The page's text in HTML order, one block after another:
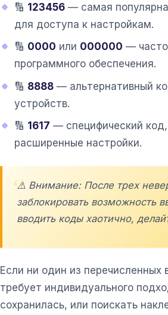
🔢 123456 — самая
для доступа к настройкам.
🔢 0000 или 000000 — часто
программного обеспечения.
🔢 8888 — альтернативный
устройств.
🔢 1617 — специфический
расширенные настройки.
⚠️ Внимание: После трех
заблокировать возможность
вводить коды хаотично,
Если ни один из
требует индивидуального
сохранилась, или поискать